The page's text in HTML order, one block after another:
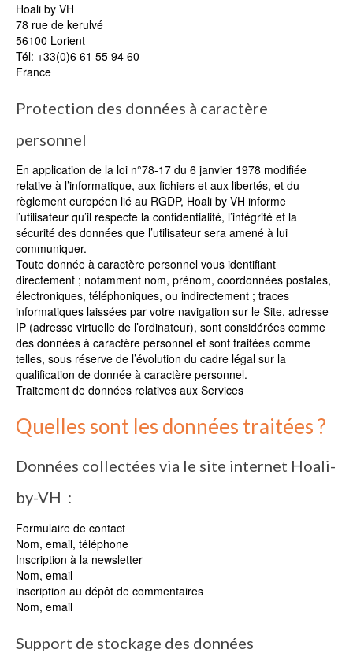
Hoali by VH
78 rue de kerulvé
56100 Lorient
Tél: +33(0)6 61 55 94 60
France
Protection des données à caractère
personnel
En application de la loi n°78-17 du 6 janvier 1978 modifiée
relative à l’informatique, aux fichiers et aux libertés, et du
règlement européen lié au RGDP, Hoali by VH informe
l’utilisateur qu’il respecte la confidentialité, l’intégrité et la
sécurité des données que l’utilisateur sera amené à lui
communiquer.
Toute donnée à caractère personnel vous identifiant
directement ; notamment nom, prénom, coordonnées postales,
électroniques, téléphoniques, ou indirectement ; traces
informatiques laissées par votre navigation sur le Site, adresse
IP (adresse virtuelle de l’ordinateur), sont considérées comme
des données à caractère personnel et sont traitées comme
telles, sous réserve de l’évolution du cadre légal sur la
qualification de donnée à caractère personnel.
Traitement de données relatives aux Services
Quelles sont les données traitées ?
Données collectées via le site internet Hoali-
by-VH :
Formulaire de contact
Nom, email, téléphone
Inscription à la newsletter
Nom, email
inscription au dépôt de commentaires
Nom, email
Support de stockage des données